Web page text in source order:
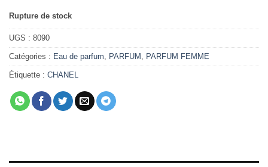
Rupture de stock
UGS : 8090
Catégories : Eau de parfum PARFUM PARFUM FEMME
Étiquette : CHANEL